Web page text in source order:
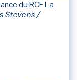
du RCF La
Stevens /